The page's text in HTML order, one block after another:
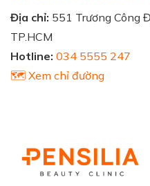
Địa chỉ: 551 Trương Công
TP.HCM
Hotline: 034 5555 247
🗺️ Xem chỉ đường